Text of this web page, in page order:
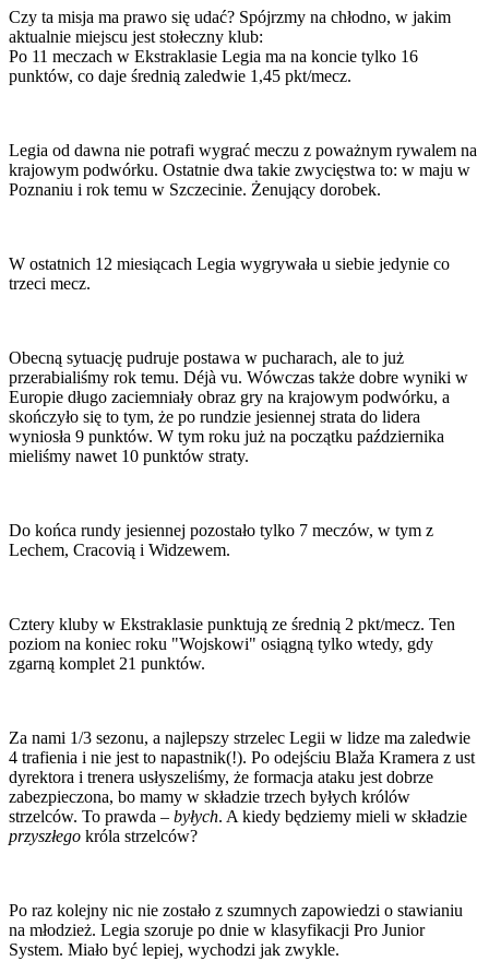
Czy ta misja ma prawo się udać? Spójrzmy na chłodno, w jakim
aktualnie miejscu jest stołeczny klub:
Po 11 meczach w Ekstraklasie Legia ma na koncie tylko 16
punktów, co daje średnią zaledwie 1,45 pkt/mecz.
Legia od dawna nie potrafi wygrać meczu z poważnym rywalem na
krajowym podwórku. Ostatnie dwa takie zwycięstwa to: w maju w
Poznaniu i rok temu w Szczecinie. Żenujący dorobek.
W ostatnich 12 miesiącach Legia wygrywała u siebie jedynie co
trzeci mecz.
Obecną sytuację pudruje postawa w pucharach, ale to już
przerabialiśmy rok temu. Déjà vu. Wówczas także dobre wyniki w
Europie długo zaciemniały obraz gry na krajowym podwórku, a
skończyło się to tym, że po rundzie jesiennej strata do lidera
wyniosła 9 punktów. W tym roku już na początku października
mieliśmy nawet 10 punktów straty.
Do końca rundy jesiennej pozostało tylko 7 meczów, w tym z
Lechem, Cracovią i Widzewem.
Cztery kluby w Ekstraklasie punktują ze średnią 2 pkt/mecz. Ten
poziom na koniec roku "Wojskowi" osiągną tylko wtedy, gdy
zgarną komplet 21 punktów.
Za nami 1/3 sezonu, a najlepszy strzelec Legii w lidze ma zaledwie
4 trafienia i nie jest to napastnik(!). Po odejściu Blaža Kramera z ust
dyrektora i trenera usłyszeliśmy, że formacja ataku jest dobrze
zabezpieczona, bo mamy w składzie trzech byłych królów
strzelców. To prawda – byłych. A kiedy będziemy mieli w składzie
przyszłego króla strzelców?
Po raz kolejny nic nie zostało z szumnych zapowiedzi o stawianiu
na młodzież. Legia szoruje po dnie w klasyfikacji Pro Junior
System. Miało być lepiej, wychodzi jak zwykle.